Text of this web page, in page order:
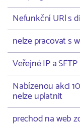
Nefunkční URl s
nelze pracovat s
Veřejné IP a SFTP
Nabízenou akci
nelze uplatnit
prechod na web